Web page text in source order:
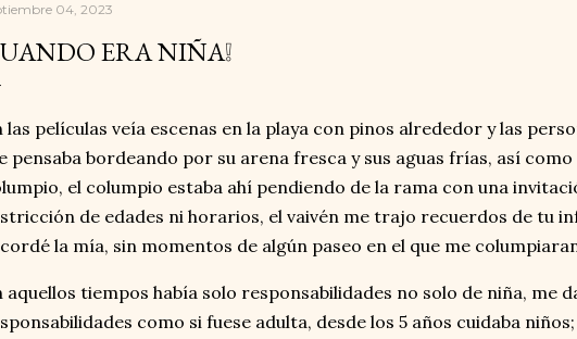
04, 2023
ERA NIÑA❕
las películas veía escenas en la playa con pinos alrededor y las
pensaba bordeando por su arena fresca y sus aguas frías, así como
el columpio estaba ahí pendiendo de la rama con una
de edades ni horarios, el vaivén me trajo recuerdos de tu
la mía, sin momentos de algún paseo en el que me
aquellos tiempos había solo responsabilidades no solo de niña, me
como si fuese adulta, desde los 5 años cuidaba